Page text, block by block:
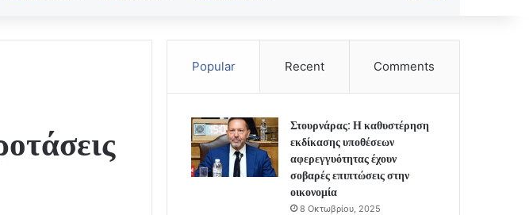
Popular Recent Comments
Στουρνάρας: Η καθυστέρηση
εκδίκασης υποθέσεων
αφερεγγυότητας έχουν
σοβαρές επιπτώσεις στην
οικονομία
8 Οκτωβρίου, 2025